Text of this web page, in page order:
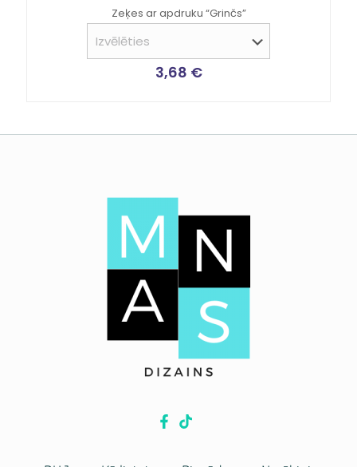
Zeķes ar apdruku “Grinčs”
3,68 €